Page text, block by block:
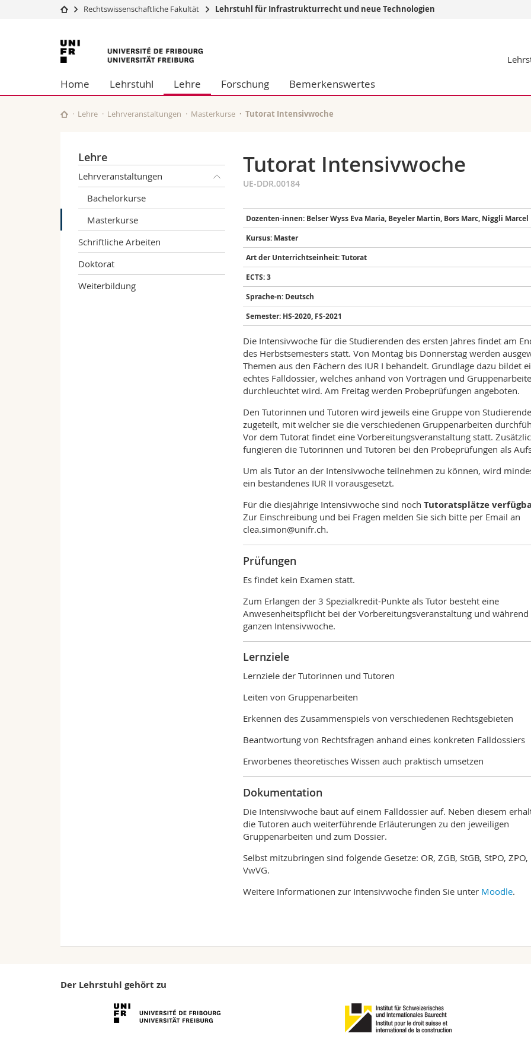
Universität
Studium
Forschung
Universität
Weiterbildung
Wirtschafts- und Sozialwissenschaftliche Fak.
Philosophische Fak.
Fak. für Erziehungs- und Bildungswissenschaften
Forschende
Rechtswissenschaftliche Fakultät Lehrstuhl für Infrastrukturrecht und neue Technologien
Universität
Freiburg
Home Lehrstuhl Lehre Forschung Bemerkenswertes
Lehre Lehrveranstaltungen Masterkurse Tutorat Intensivwoche
Lehre
Lehrveranstaltungen
Bachelorkurse
Masterkurse
Schriftliche Arbeiten
Doktorat
Weiterbildung
Tutorat Intensivwoche
UE-DDR.00184
Dozenten-innen: Belser Wyss Eva Maria, Beyeler Martin, Bors Marc, Niggli Marcel
Kursus: Master
Art der Unterrichtseinheit: Tutorat
ECTS: 3
Sprache-n: Deutsch
Semester: HS-2020, FS-2021
Die Intensivwoche für die Studierenden des ersten Jahres findet am
des Herbstsemesters statt. Von Montag bis Donnerstag werden
Themen aus den Fächern des IUR I behandelt. Grundlage dazu bildet
echtes Falldossier, welches anhand von Vorträgen und
durchleuchtet wird. Am Freitag werden Probeprüfungen angeboten.
Den Tutorinnen und Tutoren wird jeweils eine Gruppe von
zugeteilt, mit welcher sie die verschiedenen Gruppenarbeiten
Vor dem Tutorat findet eine Vorbereitungsveranstaltung statt.
fungieren die Tutorinnen und Tutoren bei den Probeprüfungen als
Um als Tutor an der Intensivwoche teilnehmen zu können, wird
ein bestandenes IUR II vorausgesetzt.
Für die diesjährige Intensivwoche sind noch Tutoratsplätze
Zur Einschreibung und bei Fragen melden Sie sich bitte per Email an
clea.simon@unifr.ch.
Prüfungen
Es findet kein Examen statt.
Zum Erlangen der 3 Spezialkredit-Punkte als Tutor besteht eine
Anwesenheitspflicht bei der Vorbereitungsveranstaltung und während
ganzen Intensivwoche.
Lernziele
Lernziele der Tutorinnen und Tutoren
Leiten von Gruppenarbeiten
Erkennen des Zusammenspiels von verschiedenen Rechtsgebieten
Beantwortung von Rechtsfragen anhand eines konkreten Falldossiers
Erworbenes theoretisches Wissen auch praktisch umsetzen
Dokumentation
Die Intensivwoche baut auf einem Falldossier auf. Neben diesem
die Tutoren auch weiterführende Erläuterungen zu den jeweiligen
Gruppenarbeiten und zum Dossier.
Selbst mitzubringen sind folgende Gesetze: OR, ZGB, StGB, StPO, ZPO,
VwVG.
Weitere Informationen zur Intensivwoche finden Sie unter Moodle.
Der Lehrstuhl gehört zu